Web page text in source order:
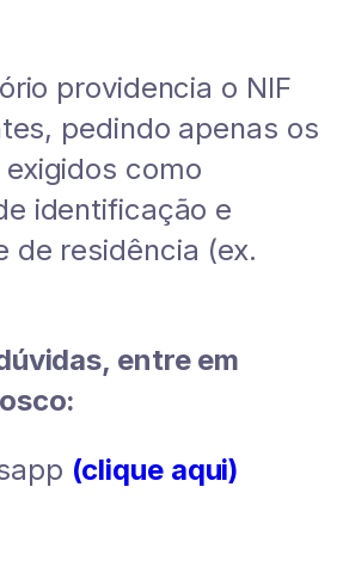
providencia o NIF
pedindo apenas os
como
identificação e
de residência (ex.
entre em
(clique aqui)